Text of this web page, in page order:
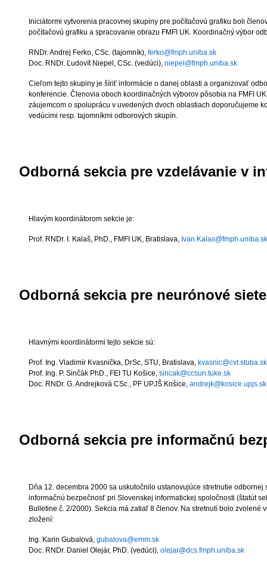
Iniciátormi vytvorenia pracovnej skupiny pre počítačovú grafiku boli
počítačovú grafiku a spracovanie obrazu FMFI UK. Koordinačný výbor
RNDr. Andrej Ferko, CSc. (tajomník), ferko@fmph.uniba.sk
Doc. RNDr. Ľudovít Niepel, CSc. (vedúci), niepel@fmph.uniba.sk
Cieľom tejto skupiny je šíriť informácie o danej oblasti a organizovať
konferencie. Členovia oboch koordinačných výborov pôsobia na FMFI
záujemcom o spoluprácu v uvedených dvoch oblastiach doporučujeme
vedúcimi resp. tajomníkmi odborových skupín.
Odborná sekcia pre vzdelávanie v
Hlavým koordinátorom sekcie je:
Prof. RNDr. I. Kalaš, PhD., FMFI UK, Bratislava, Ivan.Kalas@fmph.uniba.sk
Odborná sekcia pre neurónové siete
Hlavnými koordinátormi tejto sekcie sú:
Prof. Ing. Vladimír Kvasnička, DrSc, STU, Bratislava, kvasnic@cvt.stuba.sk
Prof. Ing. P. Sinčák PhD., FEI TU Košice, sincak@ccsun.tuke.sk
Doc. RNDr. G. Andrejková CSc., PF UPJŠ Košice, andrejk@kosice.upjs.sk
Odborná sekcia pre informačnú
Dňa 12. decembra 2000 sa uskutočnilo ustanovujúce stretnutie odbornej
informačnú bezpečnosť pri Slovenskej informatickej spoločnosti (štatút
Bulletine č. 2/2000). Sekcia má zatiaľ 8 členov. Na stretnutí bolo zvolené
zložení:
Ing. Karin Gubalová, gubalova@emm.sk
Doc. RNDr. Daniel Olejár, PhD. (vedúci), olejar@dcs.fmph.uniba.sk